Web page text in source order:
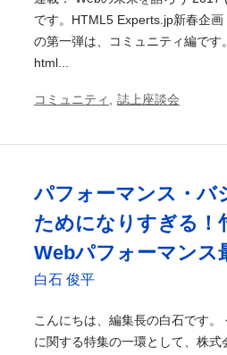
です。HTML5 Experts.jp新春企画
の第一弾は、コミュニティ編で
html...
コミュニティ 誌上座談会
パフォーマンス・
ためになりすぎる！
Webパフォーマンス
白石 俊平
こんにちは、編集長の白石です
に関する特集の一環として、株